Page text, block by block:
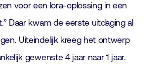
voor een lora-oplossing in een
Daar kwam de eerste uitdaging al
Uiteindelijk kreeg het ontwerp
gewenste 4 jaar naar 1 jaar.